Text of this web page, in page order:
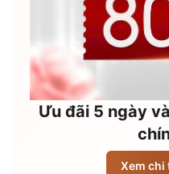
Ưu đãi 5 ngày
Xem chi